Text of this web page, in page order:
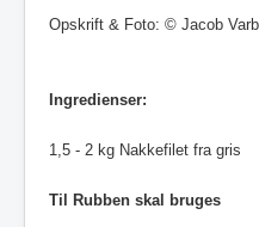
Opskrift & Foto: © Jacob
Ingredienser:
1,5 - 2 kg Nakkefilet fra gris
Til Rubben skal bruges